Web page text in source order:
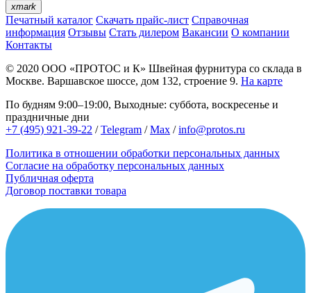
xmark
Печатный каталог Скачать прайс-лист Справочная
информация Отзывы Стать дилером Вакансии О компании
Контакты
© 2020 ООО «ПРОТОС и К» Швейная фурнитура со склада в
Москве. Варшавское шоссе, дом 132, строение 9. На карте
По будням 9:00–19:00, Выходные: суббота, воскресенье и
праздничные дни
+7 (495) 921-39-22 /Telegram /Max /info@protos.ru
Политика в отношении обработки персональных данных
Согласие на обработку персональных данных
Публичная оферта
Договор поставки товара